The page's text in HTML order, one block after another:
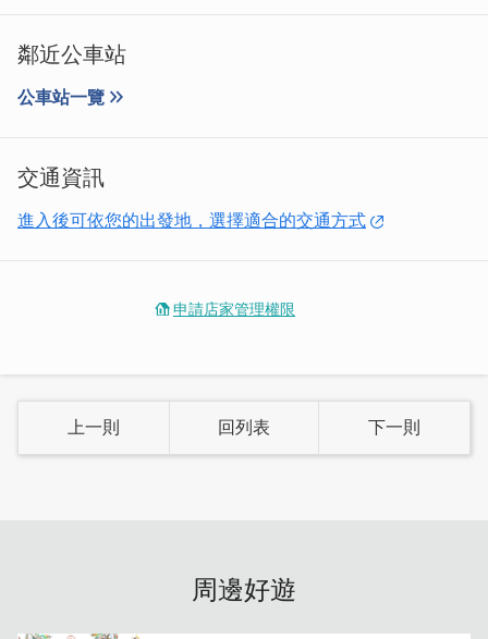
鄰近公車站
公車站一覽
交通資訊
進入後可依您的出發地，選擇適合的交通方式
申請店家管理權限
上一則 回列表 下一則
周邊好遊